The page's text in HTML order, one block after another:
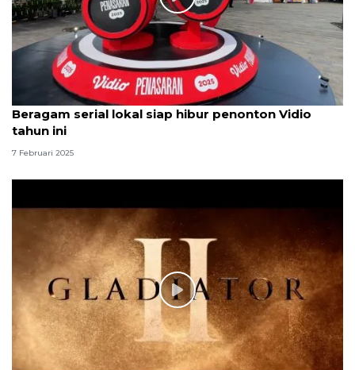
Beragam serial lokal siap hibur penonton Vidio
tahun ini
7 Februari 2025